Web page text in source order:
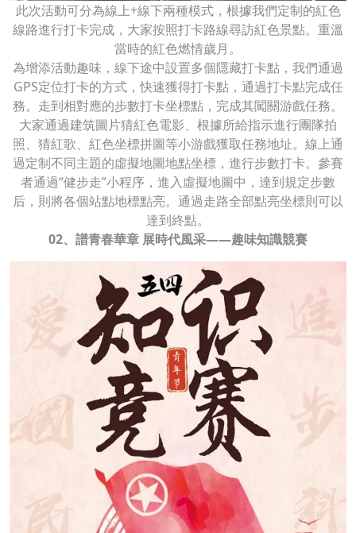
此次活動可分為線上+線下兩種模式，根據我們定制的紅色
線路進行打卡完成，大家按照打卡路線尋訪紅色景點。重溫
當時的紅色燃情歲月。
為增添活動趣味，線下途中設置多個隱藏打卡點，我們通過
GPS定位打卡的方式，快速獲得打卡點，通過打卡點完成任
務。走到相對應的步數打卡坐標點，完成其闖關游戲任務。
大家通過建筑圖片猜紅色電影、根據所給指示進行團隊拍
照、猜紅歌、紅色坐標拼圖等小游戲獲取任務地址。線上通
過定制不同主題的虛擬地圖地點坐標，進行步數打卡。參賽
者通過“健步走”小程序，進入虛擬地圖中，達到規定步數
后，則將各個站點地標點亮。通過走路全部點亮坐標則可以
達到終點。
02、譜青春華章 展時代風采——趣味知識競賽